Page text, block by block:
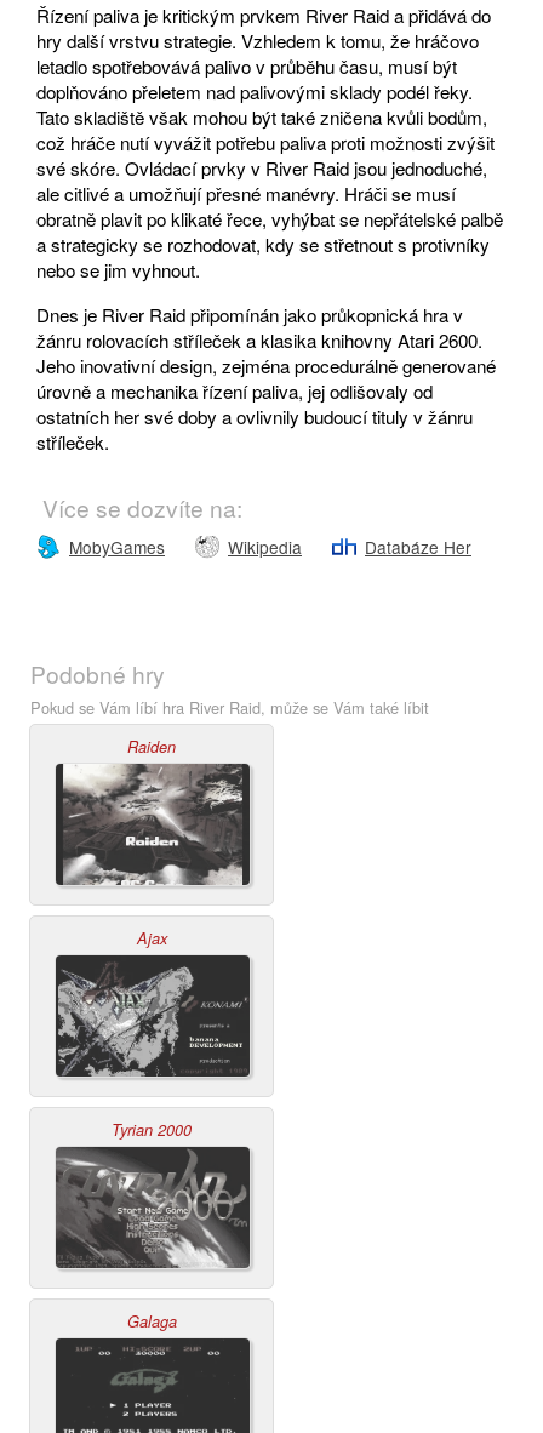
Řízení paliva je kritickým prvkem River Raid a přidává do
hry další vrstvu strategie. Vzhledem k tomu, že hráčovo
letadlo spotřebovává palivo v průběhu času, musí být
doplňováno přeletem nad palivovými sklady podél řeky.
Tato skladiště však mohou být také zničena kvůli bodům,
což hráče nutí vyvážit potřebu paliva proti možnosti zvýšit
své skóre. Ovládací prvky v River Raid jsou jednoduché,
ale citlivé a umožňují přesné manévry. Hráči se musí
obratně plavit po klikaté řece, vyhýbat se nepřátelské palbě
a strategicky se rozhodovat, kdy se střetnout s protivníky
nebo se jim vyhnout.
Dnes je River Raid připomínán jako průkopnická hra v
žánru rolovacích stříleček a klasika knihovny Atari 2600.
Jeho inovativní design, zejména procedurálně generované
úrovně a mechanika řízení paliva, jej odlišovaly od
ostatních her své doby a ovlivnily budoucí tituly v žánru
stříleček.
Více se dozvíte na:
MobyGames Wikipedia Databáze Her
Podobné hry
Pokud se Vám líbí hra River Raid, může se Vám také líbit
Raiden
Ajax
Tyrian 2000
Galaga